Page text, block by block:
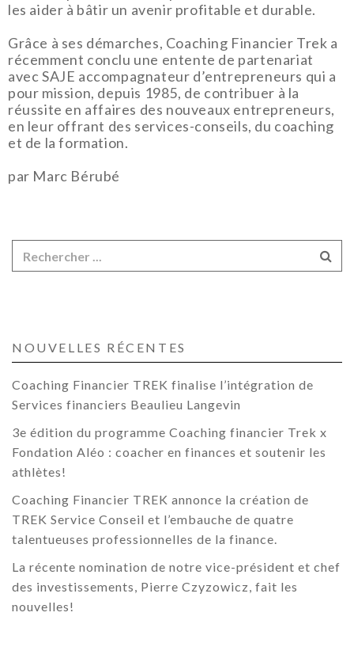
les aider à bâtir un avenir profitable et durable.
Grâce à ses démarches, Coaching Financier Trek a
récemment conclu une entente de partenariat
avec SAJE accompagnateur d’entrepreneurs qui a
pour mission, depuis 1985, de contribuer à la
réussite en affaires des nouveaux entrepreneurs,
en leur offrant des services-conseils, du coaching
et de la formation.
par Marc Bérubé
NOUVELLES RÉCENTES
Coaching Financier TREK finalise l’intégration de
Services financiers Beaulieu Langevin
3e édition du programme Coaching financier Trek x
Fondation Aléo : coacher en finances et soutenir les
athlètes!
Coaching Financier TREK annonce la création de
TREK Service Conseil et l’embauche de quatre
talentueuses professionnelles de la finance.
La récente nomination de notre vice-président et chef
des investissements, Pierre Czyzowicz, fait les
nouvelles!